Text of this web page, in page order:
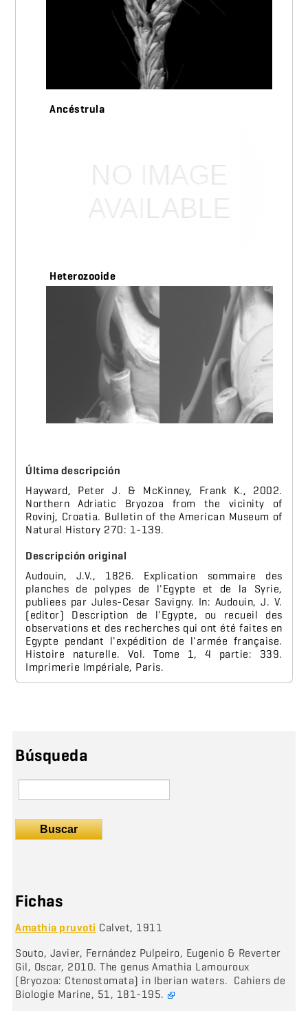
Ancéstrula
Heterozooide
Última descripción
Hayward, Peter J. & McKinney, Frank K., 2002.
Northern Adriatic Bryozoa from the vicinity of
Rovinj, Croatia. Bulletin of the American Museum of
Natural History 270: 1-139.
Descripción original
Audouin, J.V., 1826. Explication sommaire des
planches de polypes de l'Egypte et de la Syrie,
publiees par Jules-Cesar Savigny. In: Audouin, J. V.
(editor) Description de l'Egypte, ou recueil des
observations et des recherches qui ont été faites en
Egypte pendant l'expédition de l'armée française.
Histoire naturelle. Vol. Tome 1, 4 partie: 339.
Imprimerie Impériale, Paris.
Búsqueda
Buscar
Fichas
Amathia pruvoti Calvet, 1911
Souto, Javier, Fernández Pulpeiro, Eugenio & Reverter
Gil, Oscar, 2010. The genus Amathia Lamouroux
(Bryozoa: Ctenostomata) in Iberian waters. Cahiers de
Biologie Marine, 51, 181-195.